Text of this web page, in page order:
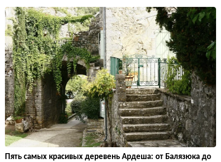
Пять самых красивых деревень Ардеша: от Балязюка до